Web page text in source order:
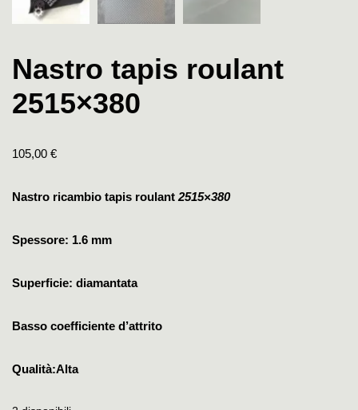
Nastro tapis roulant
2515×380
105,00 €
Nastro ricambio tapis roulant 2515×380
Spessore: 1.6 mm
Superficie: diamantata
Basso coefficiente d’attrito
Qualità:Alta